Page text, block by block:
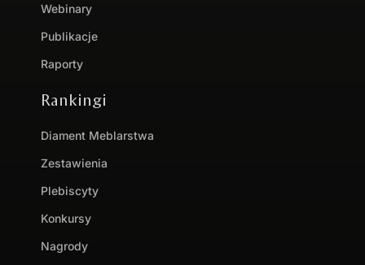
Webinary
Publikacje
Raporty
Rankingi
Diament Meblarstwa
Zestawienia
Plebiscyty
Konkursy
Nagrody